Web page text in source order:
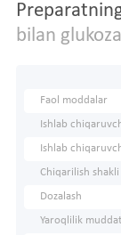
bilan
Faol moddalar
Ishlab
Ishlab
Chiqarilish shakli
Dozalash
Yaroqlilik